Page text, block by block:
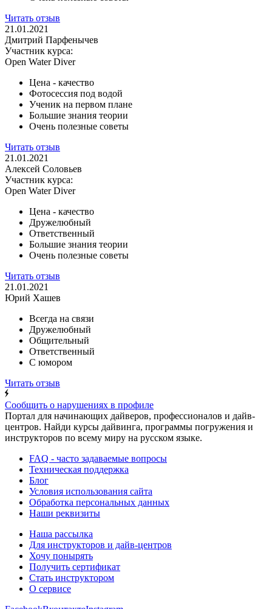
Читать отзыв
21.01.2021
Дмитрий Парфенычев
Участник курса:
Open Water Diver
Цена - качество
Фотосессия под водой
Ученик на первом плане
Большие знания теории
Очень полезные советы
Читать отзыв
21.01.2021
Алексей Соловьев
Участник курса:
Open Water Diver
Цена - качество
Дружелюбный
Ответственный
Большие знания теории
Очень полезные советы
Читать отзыв
21.01.2021
Юрий Хашев
Всегда на связи
Дружелюбный
Общительный
Ответственный
С юмором
Читать отзыв
Сообщить о нарушениях в профиле
Портал для начинающих дайверов, профессионалов и дайв-
центров. Найди курсы дайвинга, программы погружения и
инструкторов по всему миру на русском языке.
FAQ - часто задаваемые вопросы
Техническая поддержка
Блог
Условия использования сайта
Обработка персональных данных
Наши реквизиты
Наша рассылка
Для инструкторов и дайв-центров
Хочу понырять
Получить сертификат
Стать инструктором
О сервисе